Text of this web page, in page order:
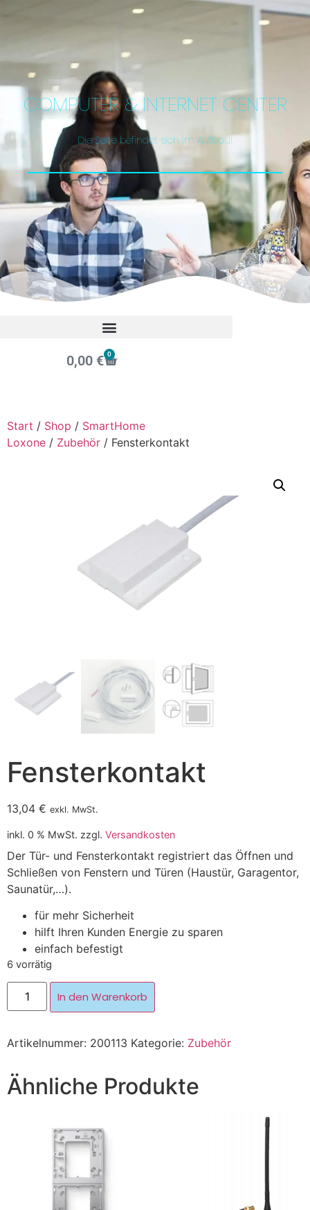
COMPUTER & INTERNET CENTER
Die Seite befindet sich im Aufbau!
0,00 € 0
Start / Shop / SmartHome
Loxone / Zubehör / Fensterkontakt
Fensterkontakt
13,04 € exkl. MwSt.
inkl. 0 % MwSt. zzgl. Versandkosten
Der Tür- und Fensterkontakt registriert das Öffnen und
Schließen von Fenstern und Türen (Haustür, Garagentor,
Saunatür,…).
für mehr Sicherheit
hilft Ihren Kunden Energie zu sparen
einfach befestigt
6 vorrätig
In den Warenkorb
Artikelnummer: 200113 Kategorie: Zubehör
Ähnliche Produkte